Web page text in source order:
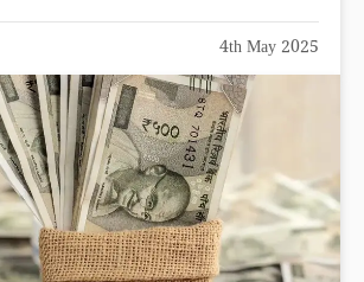
4th May 2025